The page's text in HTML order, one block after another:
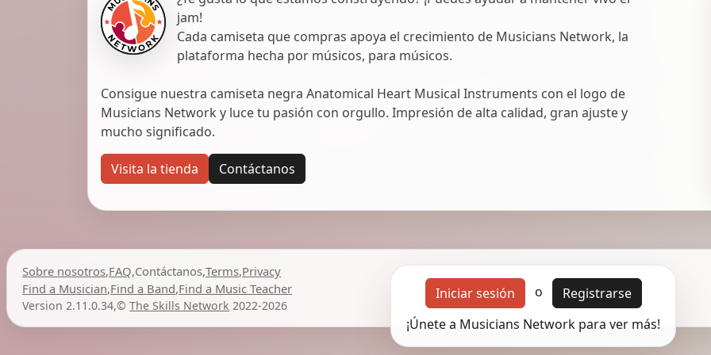
jam!
Cada camiseta que compras apoya el crecimiento de Musicians Network, la
plataforma hecha por músicos, para músicos.
Consigue nuestra camiseta negra Anatomical Heart Musical Instruments con el logo de
Musicians Network y luce tu pasión con orgullo. Impresión de alta calidad, gran ajuste y
mucho significado.
Visita la tienda Contáctanos
Sobre nosotros,FAQ,Contáctanos,Terms,Privacy
Find a Musician,Find a Band,Find a Music Teacher
Version 2.11.0.34,©The Skills Network 2022-2026
Iniciar sesión o
Registrarse
¡Únete a Musicians Network para ver más!